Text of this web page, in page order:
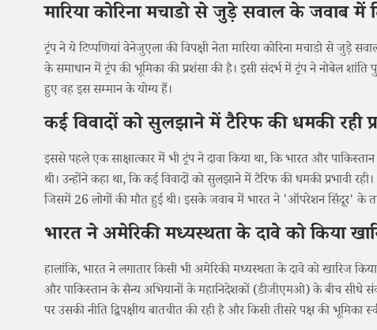
मारिया कोरिना मचाडो से जुड़े सवाल के जवाब में
ट्रंप ने ये टिप्पणियां वेनेजुएला की विपक्षी नेता मारिया कोरिना मचाडो से
के समाधान में ट्रंप की भूमिका की प्रशंसा की है। इसी संदर्भ में ट्रंप ने नोबेल
हुए वह इस सम्मान के योग्य हैं।
कई विवादों को सुलझाने में टैरिफ की धमकी रही
इससे पहले एक साक्षात्कार में भी ट्रंप ने दावा किया था, कि भारत और
थी। उन्होंने कहा था, कि कई विवादों को सुलझाने में टैरिफ की धमकी प्रभावी
जिसमें 26 लोगों की मौत हुई थी। इसके जवाब में भारत ने 'ऑपरेशन सिंदूर' के
भारत ने अमेरिकी मध्यस्थता के दावे को किया
हालांकि, भारत ने लगातार किसी भी अमेरिकी मध्यस्थता के दावे को खारिज
और पाकिस्तान के सैन्य अभियानों के महानिदेशकों (डीजीएमओ) के बीच सीधे
पर उसकी नीति द्विपक्षीय बातचीत की रही है और किसी तीसरे पक्ष की भूमिका